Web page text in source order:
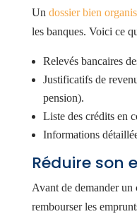
Un dossier bien
les banques. Voici ce
Relevés bancaires
Justificatifs de
pension).
Liste des crédits en
Informations
Réduire son
Avant de demander un
rembourser les